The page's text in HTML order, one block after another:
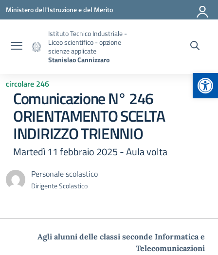
Vai ai contenuti
Vai al menu di navigazione
Vai al footer
Ministero dell'Istruzione e del Merito
Istituto Tecnico Industriale -
Liceo scientifico - opzione
scienze applicate
Stanislao Cannizzaro
circolare 246
Comunicazione N° 246
ORIENTAMENTO SCELTA
INDIRIZZO TRIENNIO
Martedì 11 febbraio 2025 - Aula volta
Personale scolastico
Dirigente Scolastico
Agli alunni delle classi seconde Informatica e
Telecomunicazioni